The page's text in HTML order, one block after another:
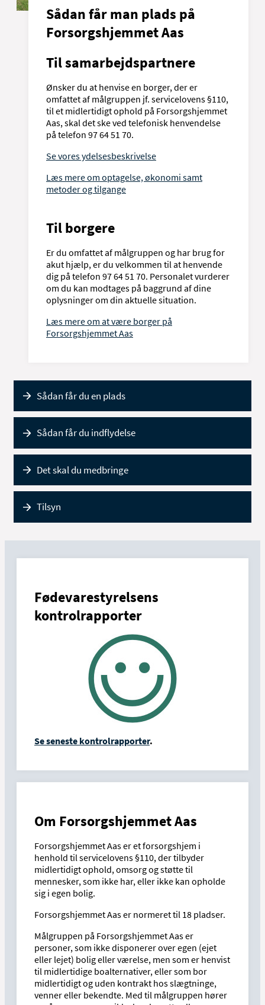
Sådan får man plads på
Forsorgshjemmet Aas
Til samarbejdspartnere
Ønsker du at henvise en borger, der er
omfattet af målgruppen jf. servicelovens §110,
til et midlertidigt ophold på Forsorgshjemmet
Aas, skal det ske ved telefonisk henvendelse
på telefon 97 64 51 70.
Se vores ydelsesbeskrivelse
Læs mere om optagelse, økonomi samt
metoder og tilgange
Til borgere
Er du omfattet af målgruppen og har brug for
akut hjælp, er du velkommen til at henvende
dig på telefon 97 64 51 70. Personalet vurderer
om du kan modtages på baggrund af dine
oplysninger om din aktuelle situation.
Læs mere om at være borger på
Forsorgshjemmet Aas
Sådan får du en plads
Sådan får du indflydelse
Det skal du medbringe
Tilsyn
Fødevarestyrelsens
kontrolrapporter
Se seneste kontrolrapporter.
Om Forsorgshjemmet Aas
Forsorgshjemmet Aas er et forsorgshjem i
henhold til servicelovens §110, der tilbyder
midlertidigt ophold, omsorg og støtte til
mennesker, som ikke har, eller ikke kan opholde
sig i egen bolig.
Forsorgshjemmet Aas er normeret til 18 pladser.
Målgruppen på Forsorgshjemmet Aas er
personer, som ikke disponerer over egen (ejet
eller lejet) bolig eller værelse, men som er henvist
til midlertidige boalternativer, eller som bor
midlertidigt og uden kontrakt hos slægtninge,
venner eller bekendte. Med til målgruppen hører